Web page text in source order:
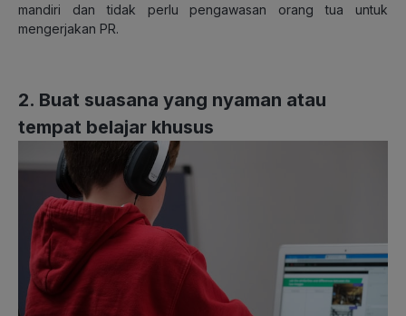
mandiri dan tidak perlu pengawasan orang tua untuk
mengerjakan PR.
2. Buat suasana yang nyaman atau
tempat belajar khusus